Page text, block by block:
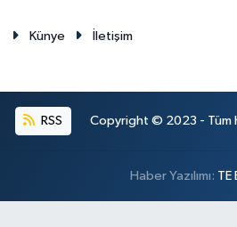
Künye İletişim
RSS Copyright © 2023 - Tüm
Haber Yazılımı: TE